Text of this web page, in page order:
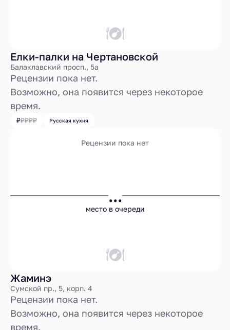
Елки-палки на Чертановской
Балаклавский просп., 5а
Рецензии пока нет.
Возможно, она появится через некоторое
время.
Русская кухня
Рецензии пока нет
...
место в очереди
Жаминэ
Сумской пр., 5, корп. 4
Рецензии пока нет.
Возможно, она появится через некоторое
время.